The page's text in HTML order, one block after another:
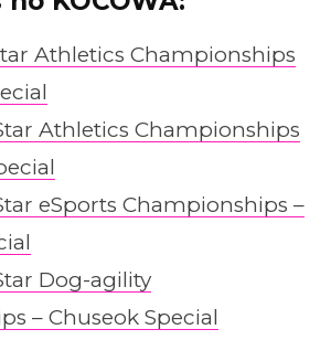
Athletics Championships
Athletics Championships
eSports Championships –
Dog-agility
– Chuseok Special